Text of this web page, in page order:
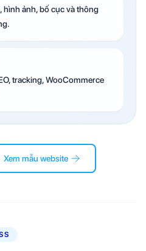
hình ảnh, bố cục và thông
tracking, WooCommerce
Xem mẫu website